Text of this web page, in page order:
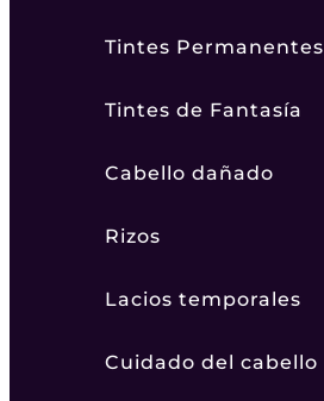
Tintes Permanentes
Tintes de Fantasía
Cabello dañado
Rizos
Lacios temporales
Cuidado del cabello